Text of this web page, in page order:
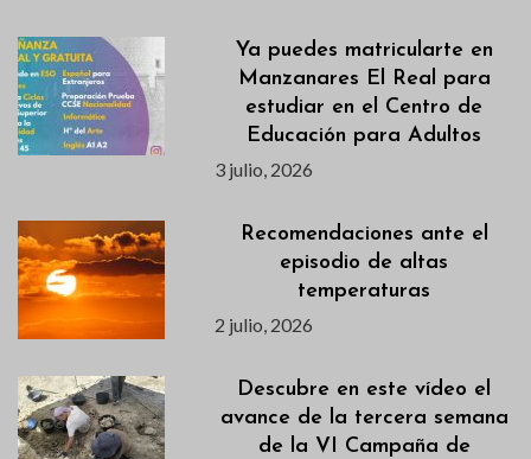
Ya puedes matricularte en
Manzanares El Real para
estudiar en el Centro de
Educación para Adultos
3 julio, 2026
Recomendaciones ante el
episodio de altas
temperaturas
2 julio, 2026
Descubre en este vídeo el
avance de la tercera semana
de la VI Campaña de